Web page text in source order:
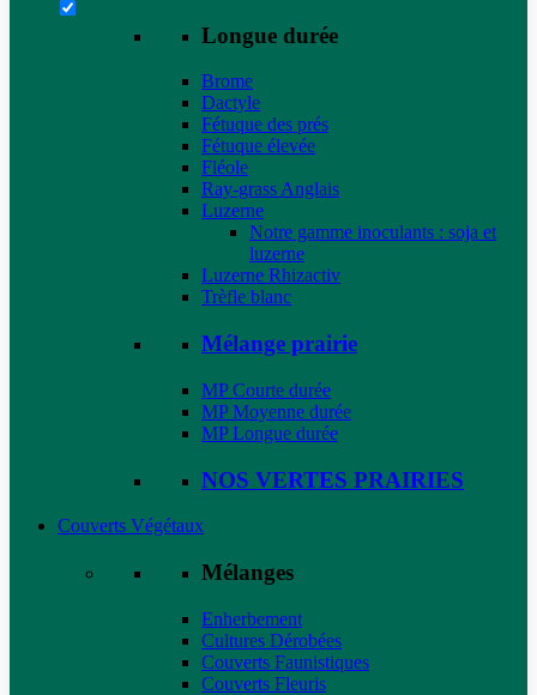
Longue durée
Brome
Dactyle
Fétuque des prés
Fétuque élevée
Fléole
Ray-grass Anglais
Luzerne
Notre gamme inoculants : soja et
luzerne
Luzerne Rhizactiv
Trèfle blanc
Mélange prairie
MP Courte durée
MP Moyenne durée
MP Longue durée
NOS VERTES PRAIRIES
Couverts Végétaux
Mélanges
Enherbement
Cultures Dérobées
Couverts Faunistiques
Couverts Fleuris